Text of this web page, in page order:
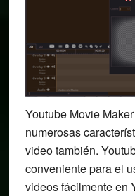
Youtube Movie
numerosas
video también.
conveniente para el
videos fácilmente en